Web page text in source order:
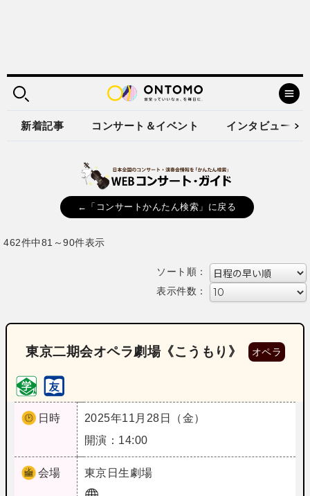
新着記事 コンサート＆イベント インタビュー
←「コンサートかんたん検索」に戻る
462件中81～90件表示
ソート順：
表示件数：
東京二期会オペラ劇場《こうもり》 オペラ
日時
2025年11月28日（金）
開演：14:00
会場 東京 日生劇場